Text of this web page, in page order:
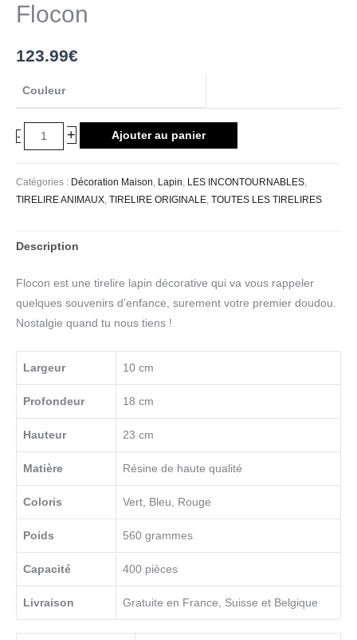
Flocon
123.99€
Couleur
- + Ajouter au panier
Catégories : Décoration Maison, Lapin, LES INCONTOURNABLES,
TIRELIRE ANIMAUX, TIRELIRE ORIGINALE, TOUTES LES TIRELIRES
Description
Flocon est une tirelire lapin décorative qui va vous rappeler
quelques souvenirs d’enfance, surement votre premier doudou.
Nostalgie quand tu nous tiens !
Largeur 10 cm
Profondeur 18 cm
Hauteur 23 cm
Matière Résine de haute qualité
Coloris Vert, Bleu, Rouge
Poids 560 grammes
Capacité 400 pièces
Livraison Gratuite en France, Suisse et Belgique